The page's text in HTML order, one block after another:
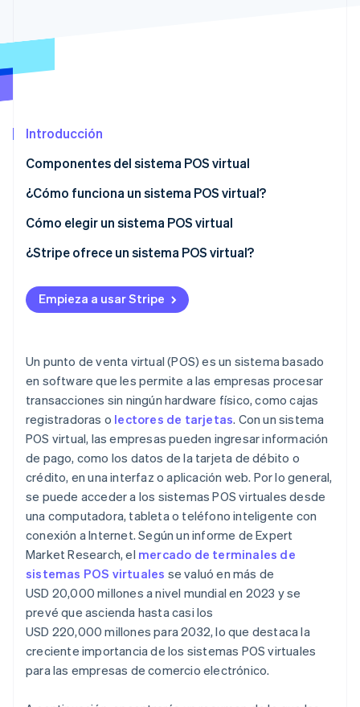
Prevención de fraude
Constitución de una startup
Identity
Sesiones de Stripe 2026
Descubre cómo Stripe construye la infraestructura
Introducción
Componentes del sistema POS virtual
¿Cómo funciona un sistema POS virtual?
Cómo elegir un sistema POS virtual
Fase 1: Evaluación preliminar
Fase 2: Determinación de los requisitos
Fase 3: Análisis de proveedores
¿Stripe ofrece un sistema POS virtual?
Empieza a usar Stripe
Un punto de venta virtual (POS) es un sistema basado
en software que les permite a las empresas procesar
transacciones sin ningún hardware físico, como cajas
registradoras o lectores de tarjetas. Con un sistema
POS virtual, las empresas pueden ingresar información
de pago, como los datos de la tarjeta de débito o
crédito, en una interfaz o aplicación web. Por lo general,
se puede acceder a los sistemas POS virtuales desde
una computadora, tableta o teléfono inteligente con
conexión a Internet. Según un informe de Expert
Market Research, el mercado de terminales de
sistemas POS virtuales se valuó en más de
USD 20,000 millones a nivel mundial en 2023 y se
prevé que ascienda hasta casi los
USD 220,000 millones para 2032, lo que destaca la
creciente importancia de los sistemas POS virtuales
para las empresas de comercio electrónico.